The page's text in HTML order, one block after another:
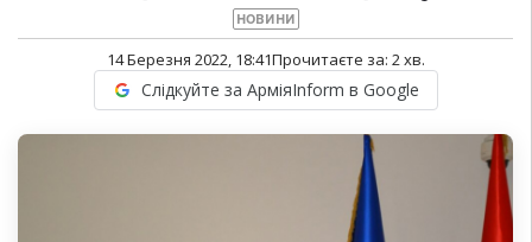
НОВИНИ
14 Березня 2022, 18:41Прочитаєте за: 2хв.
Слідкуйте за АрміяInform в Google